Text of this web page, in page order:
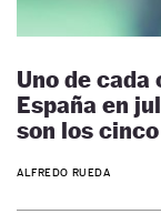
Uno de
España en
son los
ALFREDO RUEDA